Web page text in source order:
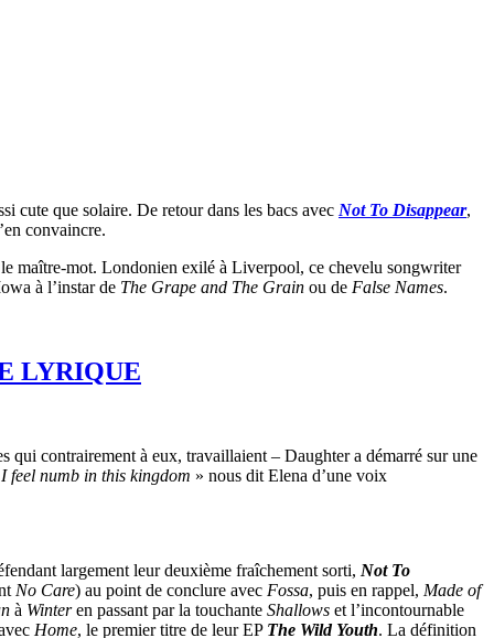
cute que solaire. De retour dans les bacs avec Not To Disappear,
convaincre.
maître-mot. Londonien exilé à Liverpool, ce chevelu songwriter
à l’instar de The Grape and The Grain ou de False Names.
LYRIQUE
qui contrairement à eux, travaillaient – Daughter a démarré sur une
I feel numb in this kingdom » nous dit Elena d’une voix
largement leur deuxième fraîchement sorti, Not To
No Care) au point de conclure avec Fossa, puis en rappel, Made of
à Winteren passant par la touchante Shallows et l’incontournable
Home, le premier titre de leur EP The Wild Youth. La définition